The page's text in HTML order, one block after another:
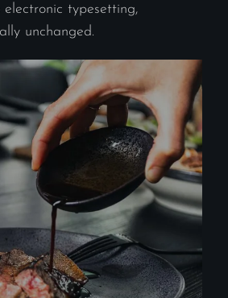
typesetting,
unchanged.